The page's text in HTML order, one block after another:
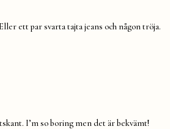
ett par svarta tajta jeans och någon tröja.
I’m so boring men det är bekvämt!